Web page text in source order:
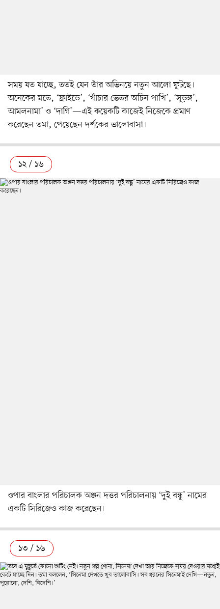
সময় যত যাচ্ছে, ততই যেন তাঁর অভিনয়ে নতুন আলো ফুটছে।
অনেকের মতে, ‘ফ্রাইডে’, ‘খাঁচার ভেতর অচিন পাখি’, ‘সুড়ঙ্গ’,
আমলনামা’ ও ‘দাগি’—এই কয়েকটি কাজেই নিজেকে প্রমাণ
করেছেন তমা, পেয়েছেন দর্শকের ভালোবাসা।
১২ / ১৬
ওপার বাংলার পরিচালক অঞ্জন দত্তর পরিচালনায় ‘দুই বন্ধু’ নামের
একটি সিরিজেও কাজ করেছেন।
১৩ / ১৬